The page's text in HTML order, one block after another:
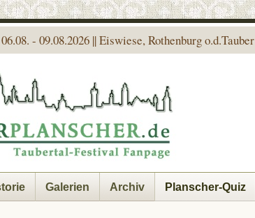
- 09.08.2026 || Eiswiese, Rothenburg o.d.Tauber
Galerien Archiv Planscher-Quiz